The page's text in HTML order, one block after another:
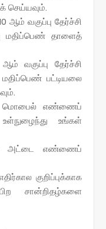
செய்யவும்.
ஆம் வகுப்பு தேர்ச்சி
மதிப்பெண் தாளைத்
ஆம் வகுப்பு தேர்ச்சி
பட்டியலை
மொபைல் எண்ணைப்
உங்கள்
அட்டை எண்ணைப்
குறிப்புக்காக
சான்றிதழ்களை